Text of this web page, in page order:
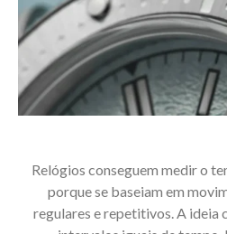
Relógios conseguem medir o
porque se baseiam em
regulares e repetitivos. A ideia